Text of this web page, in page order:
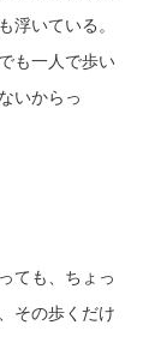
浮いている。
も一人で歩い
いからっ
ても、ちょっ
その歩くだけ